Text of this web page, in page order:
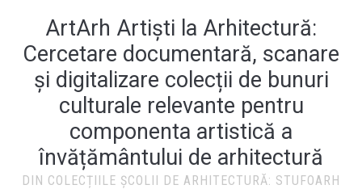
ArtArh Artiști la Arhitectură:
Cercetare documentară, scanare
și digitalizare colecții de bunuri
culturale relevante pentru
componenta artistică a
învățământului de arhitectură
DIN COLECȚIILE ȘCOLII DE ARHITECTURĂ: STUFOARH